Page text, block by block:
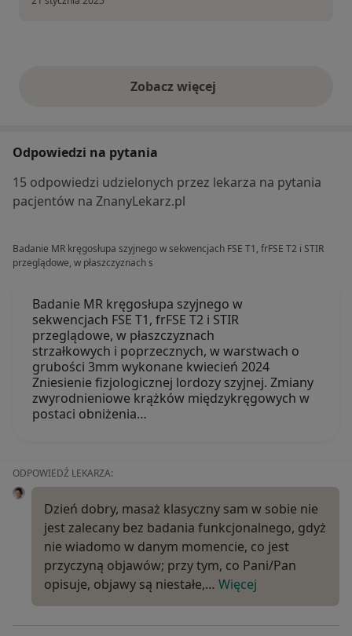
Zobacz więcejopinie powyżej
Odpowiedzi na pytania
15 odpowiedzi udzielonych przez lekarza na pytania
pacjentów na ZnanyLekarz.pl
Badanie MR kręgosłupa szyjnego w sekwencjach FSE T1, frFSE T2 i STIR
przeglądowe, w płaszczyznach s
Badanie MR kręgosłupa szyjnego w
sekwencjach FSE T1, frFSE T2 i STIR
przeglądowe, w płaszczyznach
strzałkowych i poprzecznych, w warstwach o
grubości 3mm wykonane kwiecień 2024
Zniesienie fizjologicznej lordozy szyjnej. Zmiany
zwyrodnieniowe krążków międzykręgowych w
postaci obniżenia…
ODPOWIEDŹ LEKARZA:
Dzień dobry, masaż klasyczny sam w sobie nie
jest zalecany bez badania funkcjonalnego, gdyż
nie wiadomo w danym momencie, co jest
przyczyną objawów; przy tym, co Pani/Pan
opisuje, objawy są niestałe,… Więcej